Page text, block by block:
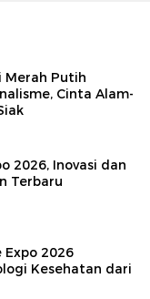
Merah Putih
Cinta Alam-
2026, Inovasi dan
Terbaru
2026
Kesehatan dari